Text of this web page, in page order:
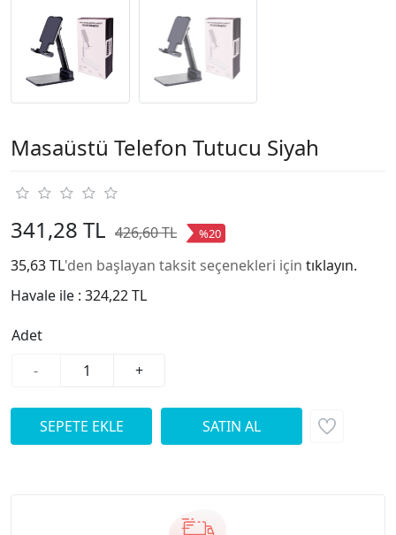
Masaüstü Telefon Tutucu Siyah
341,28 TL 426,60 TL %20
35,63 TL'den başlayan taksit seçenekleri için tıklayın.
Havale ile : 324,22 TL
Adet
-
+